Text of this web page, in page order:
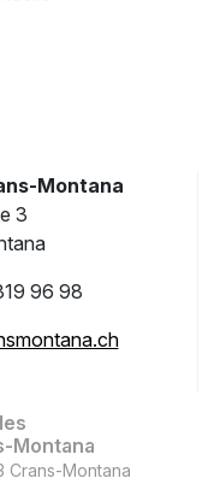
Montana
3
96 98
Montana
Crans-Montana